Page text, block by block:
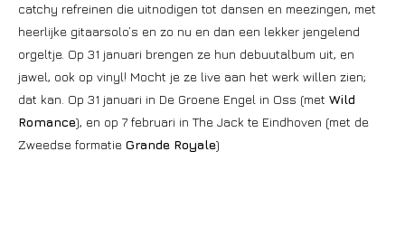
catchy refreinen die uitnodigen tot dansen en meezingen, met
heerlijke gitaarsolo’s en zo nu en dan een lekker jengelend
orgeltje. Op 31 januari brengen ze hun debuutalbum uit, en
jawel, ook op vinyl! Mocht je ze live aan het werk willen zien;
dat kan. Op 31 januari in De Groene Engel in Oss (met Wild
Romance), en op 7 februari in The Jack te Eindhoven (met de
Zweedse formatie Grande Royale)